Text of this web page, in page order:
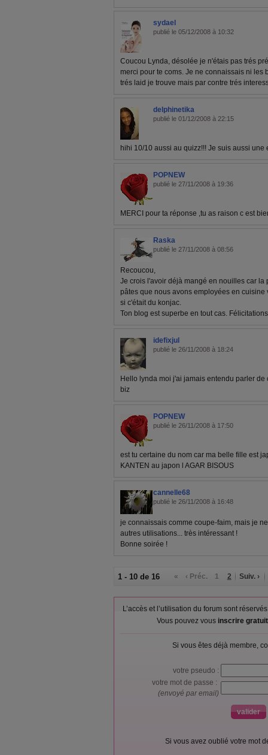
sydael
publié le 05/12/2008 à 10:32
Coucou Lynda, désolée je n'étais pas trés
merci pour te coms. Je ne connaissais ni les
trés laid je trouve mais par contre trés
delphinetika
publié le 01/12/2008 à 22:15
hihi 10/10 aussi au quizz!!! Je suis aussi une
POPNEW
publié le 27/11/2008 à 19:36
MERCI pour ta réponse ,tu as raison c est
Raska
publié le 27/11/2008 à 08:56
Recoucou,
Je crois l'avoir déjà mangé en nouilles car la
pâtes que nous avons employées en
si c'était du konjac.
Ton blog est superbe en tout cas.
idefixjul
publié le 26/11/2008 à 18:24
Hello lynda moi j'ai jamais entendu parler de
biz
POPNEW
publié le 26/11/2008 à 17:50
est tu certaine du nom car ma belle fille est
KANTEN au japon l AGAR BISOUS
cannelle68
publié le 26/11/2008 à 16:48
je connaissais comme coupe-faim, mais je
autres utilisations... très intéressant !
Bonne soirée !
1 - 10 de 16 « ‹ Préc. 1 2 Suiv. ›
L’accès et l’utilisation du forum sont
Vous pouvez vous inscrire
Si vous êtes déjà membre,
votre pseudo :
votre mot de passe :
(envoyé par email)
Si vous avez oublié votre mot